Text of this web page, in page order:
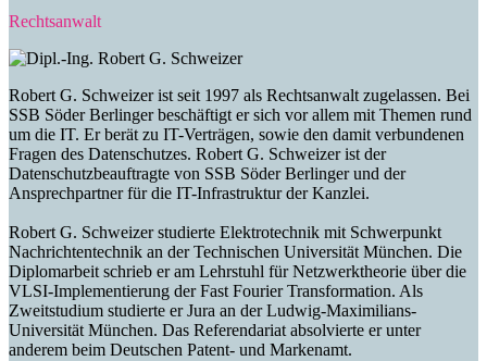
Rechtsanwalt
Robert G. Schweizer ist seit 1997 als Rechtsanwalt zugelassen. Bei
SSB Söder Berlinger beschäftigt er sich vor allem mit Themen rund
um die IT. Er berät zu IT-Verträgen, sowie den damit verbundenen
Fragen des Datenschutzes. Robert G. Schweizer ist der
Datenschutzbeauftragte von SSB Söder Berlinger und der
Ansprechpartner für die IT-Infrastruktur der Kanzlei.
Robert G. Schweizer studierte Elektrotechnik mit Schwerpunkt
Nachrichtentechnik an der Technischen Universität München. Die
Diplomarbeit schrieb er am Lehrstuhl für Netzwerktheorie über die
VLSI-Implementierung der Fast Fourier Transformation. Als
Zweitstudium studierte er Jura an der Ludwig-Maximilians-
Universität München. Das Referendariat absolvierte er unter
anderem beim Deutschen Patent- und Markenamt.